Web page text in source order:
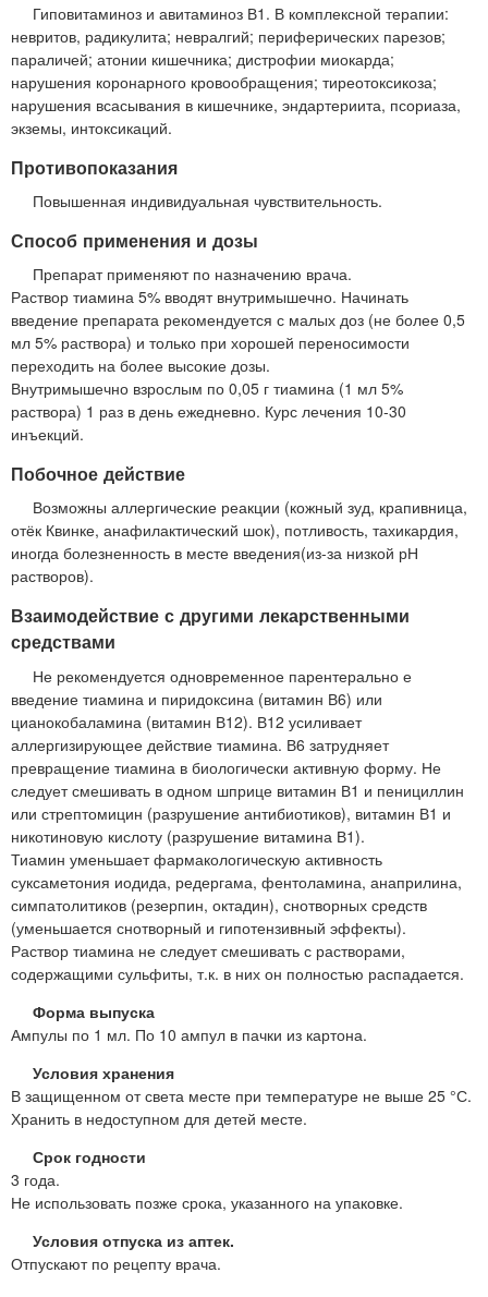
Гиповитаминоз и авитаминоз В1. В комплексной терапии:
невритов, радикулита; невралгий; периферических парезов;
параличей; атонии кишечника; дистрофии миокарда;
нарушения коронарного кровообращения; тиреотоксикоза;
нарушения всасывания в кишечнике, эндартериита, псориаза,
экземы, интоксикаций.
Противопоказания
Повышенная индивидуальная чувствительность.
Способ применения и дозы
Препарат применяют по назначению врача.
Раствор тиамина 5% вводят внутримышечно. Начинать
введение препарата рекомендуется с малых доз (не более 0,5
мл 5% раствора) и только при хорошей переносимости
переходить на более высокие дозы.
Внутримышечно взрослым по 0,05 г тиамина (1 мл 5%
раствора) 1 раз в день ежедневно. Курс лечения 10-30
инъекций.
Побочное действие
Возможны аллергические реакции (кожный зуд, крапивница,
отёк Квинке, анафилактический шок), потливость, тахикардия,
иногда болезненность в месте введения(из-за низкой рН
растворов).
Взаимодействие с другими лекарственными
средствами
Не рекомендуется одновременное парентерально е
введение тиамина и пиридоксина (витамин В6) или
цианокобаламина (витамин В12). В12 усиливает
аллергизирующее действие тиамина. В6 затрудняет
превращение тиамина в биологически активную форму. Не
следует смешивать в одном шприце витамин В1 и пенициллин
или стрептомицин (разрушение антибиотиков), витамин В1 и
никотиновую кислоту (разрушение витамина В1).
Тиамин уменьшает фармакологическую активность
суксаметония иодида, редергама, фентоламина, анаприлина,
симпатолитиков (резерпин, октадин), снотворных средств
(уменьшается снотворный и гипотензивный эффекты).
Раствор тиамина не следует смешивать с растворами,
содержащими сульфиты, т.к. в них он полностью распадается.
Форма выпуска
Ампулы по 1 мл. По 10 ампул в пачки из картона.
Условия хранения
В защищенном от света месте при температуре не выше 25 °С.
Хранить в недоступном для детей месте.
Срок годности
3 года.
Не использовать позже срока, указанного на упаковке.
Условия отпуска из аптек.
Отпускают по рецепту врача.